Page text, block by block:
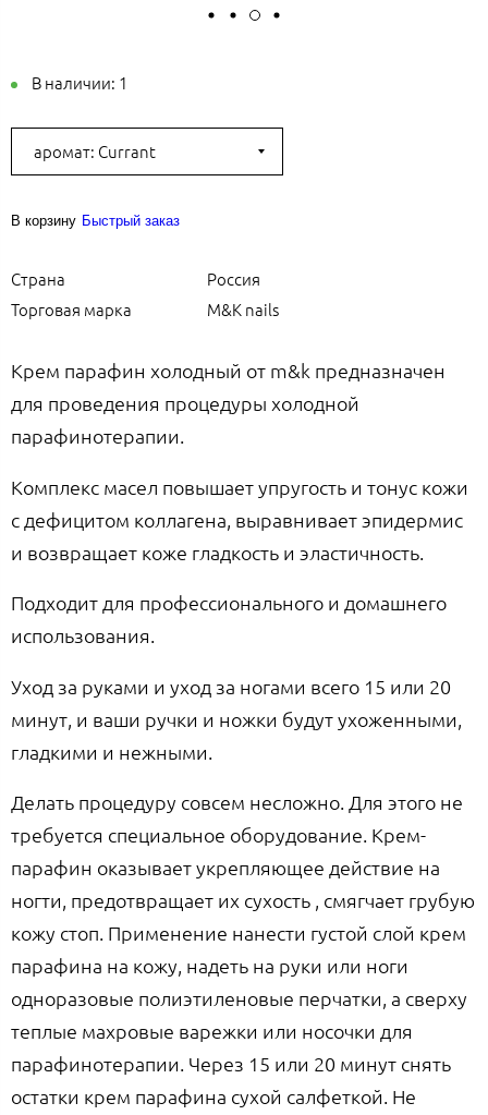
В наличии: 1
аромат: Currant
В корзину Быстрый заказ
Страна
Россия
Торговая марка
M&K nails
Крем парафин холодный от m&k предназначен
для проведения процедуры холодной
парафинотерапии.
Комплекс масел повышает упругость и тонус кожи
с дефицитом коллагена, выравнивает эпидермис
и возвращает коже гладкость и эластичность.
Подходит для профессионального и домашнего
использования.
Уход за руками и уход за ногами всего 15 или 20
минут, и ваши ручки и ножки будут ухоженными,
гладкими и нежными.
Делать процедуру совсем несложно. Для этого не
требуется специальное оборудование. Крем-
парафин оказывает укрепляющее действие на
ногти, предотвращает их сухость , смягчает грубую
кожу стоп. Применение нанести густой слой крем
парафина на кожу, надеть на руки или ноги
одноразовые полиэтиленовые перчатки, а сверху
теплые махровые варежки или носочки для
парафинотерапии. Через 15 или 20 минут снять
остатки крем парафина сухой салфеткой. Не